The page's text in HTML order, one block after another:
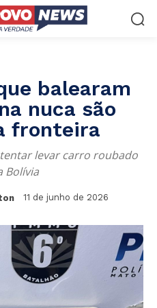
balearam
nuca são
fronteira
levar carro roubado
Bolívia
11 de junho de 2026